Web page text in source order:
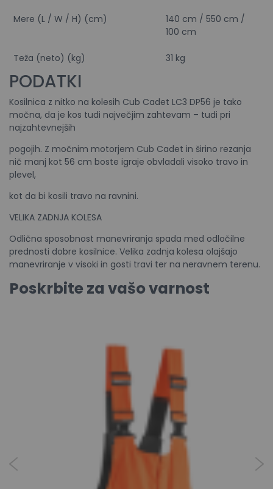
Mere (L / W / H) (cm)
140 cm / 550 cm /
100 cm
Teža (neto) (kg) 31 kg
PODATKI
Kosilnica z nitko na kolesih Cub Cadet LC3 DP56 je tako
močna, da je kos tudi največjim zahtevam – tudi pri
najzahtevnejših
pogojih. Z močnim motorjem Cub Cadet in širino rezanja
nič manj kot 56 cm boste igraje obvladali visoko travo in
plevel,
kot da bi kosili travo na ravnini.
VELIKA ZADNJA KOLESA
Odlična sposobnost manevriranja spada med odločilne
prednosti dobre kosilnice. Velika zadnja kolesa olajšajo
manevriranje v visoki in gosti travi ter na neravnem terenu.
Poskrbite za vašo varnost